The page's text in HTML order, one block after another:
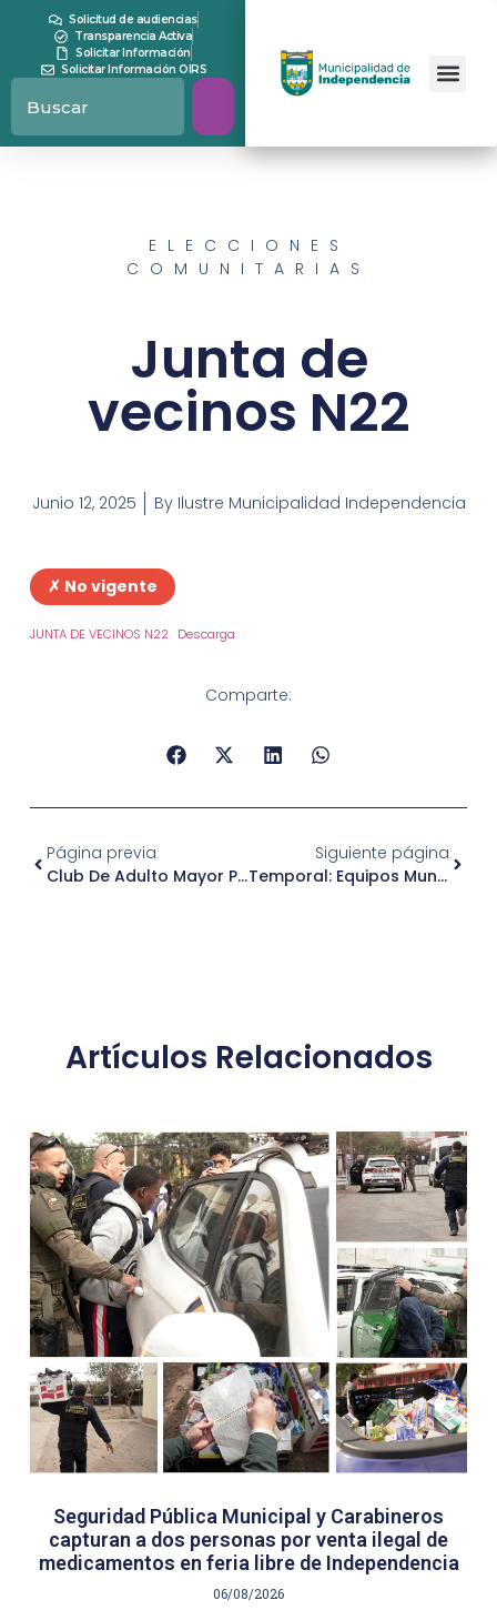
Solicitud de audiencias
Transparencia Activa
Solicitar Información
Solicitar Información OIRS
ELECCIONES
COMUNITARIAS
Junta de
vecinos N22
Junio 12, 2025 ByIlustre Municipalidad Independencia
✗ No vigente
JUNTA DE VECINOS N22 Descarga
Comparte:
Página previa
Club De Adulto Mayor Paola
Siguiente página
Temporal: Equipos Municipales De Independencia Se Despliegan En Terreno
Artículos Relacionados
Seguridad Pública Municipal y Carabineros
capturan a dos personas por venta ilegal de
medicamentos en feria libre de Independencia
06/08/2026